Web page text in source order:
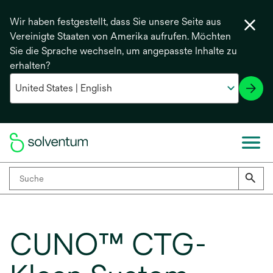
Wir haben festgestellt, dass Sie unsere Seite aus
Vereinigte Staaten von Amerika aufrufen. Möchten
Sie die Sprache wechseln, um angepasste Inhalte zu
erhalten?
CUNO™ CTG-